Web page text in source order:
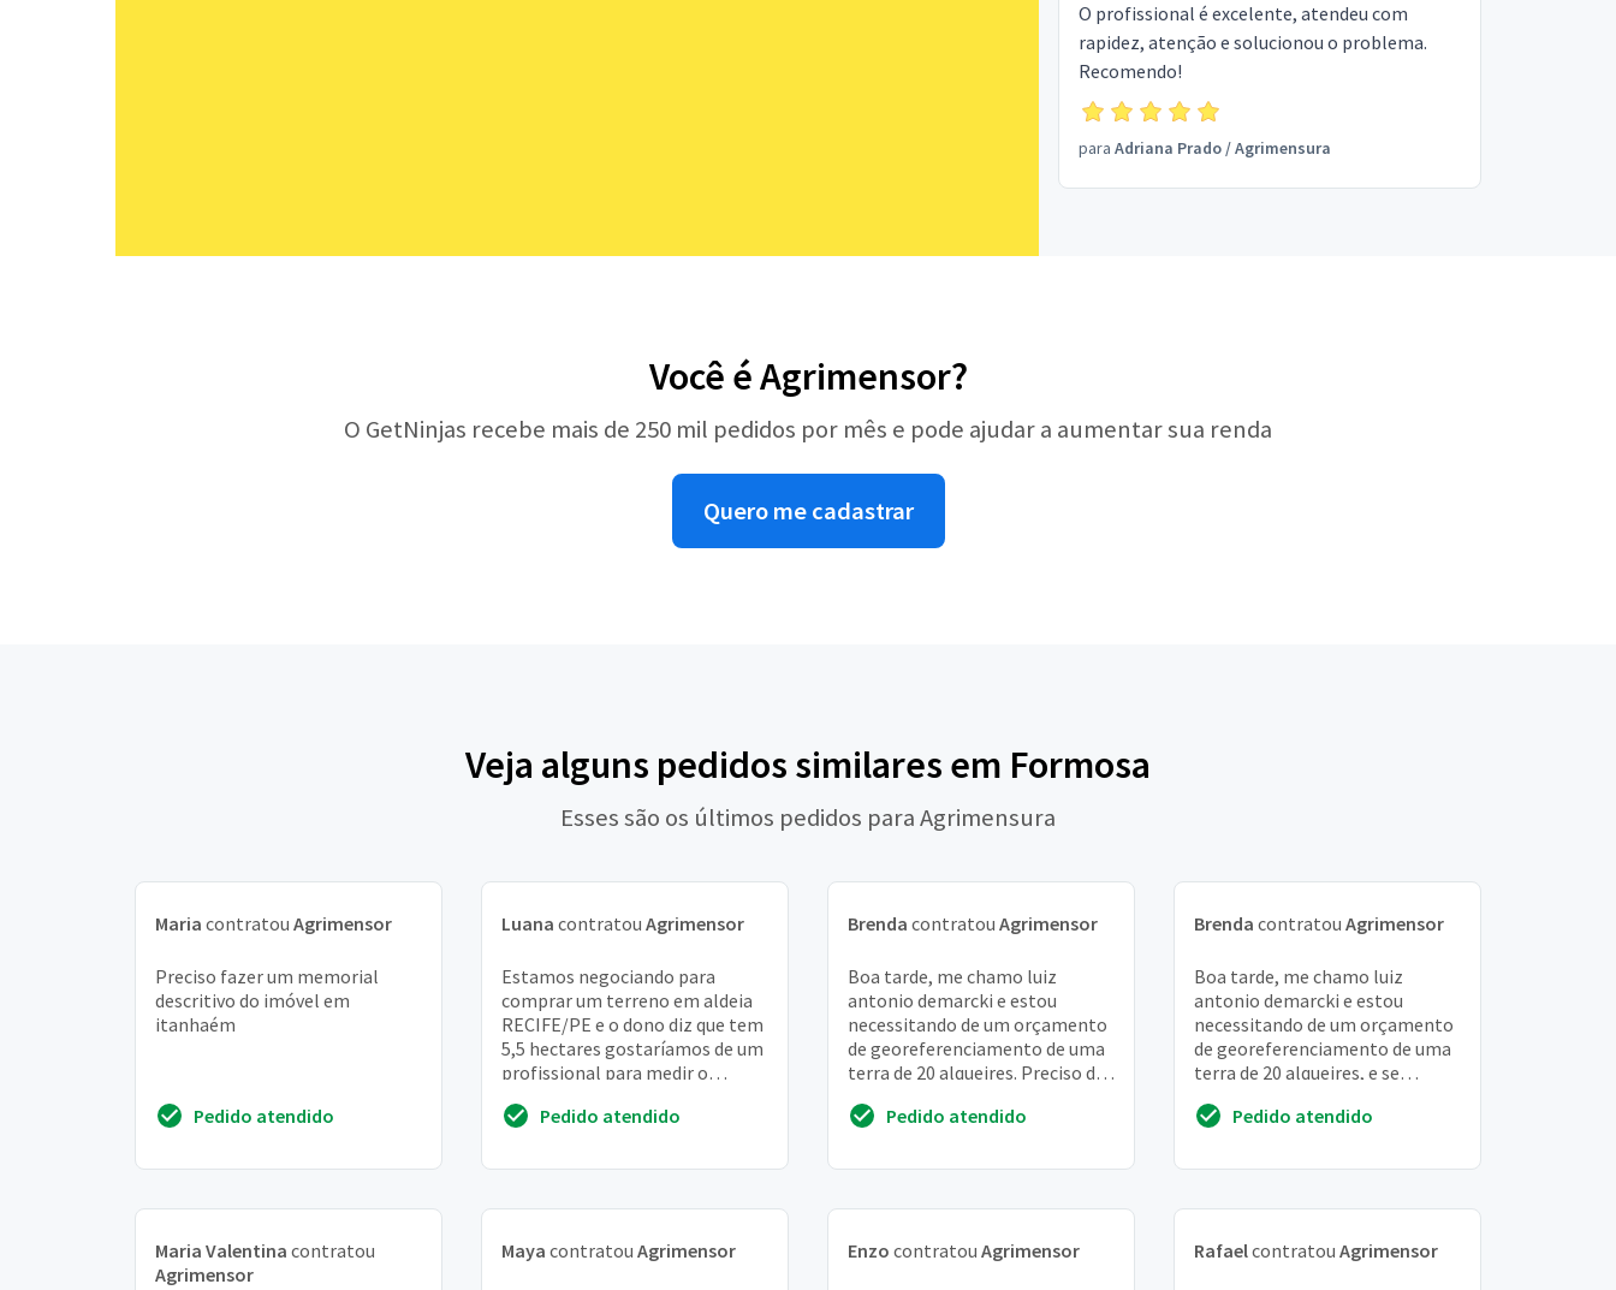
O profissional é excelente, atendeu com
rapidez, atenção e solucionou o problema.
Recomendo!
para Adriana Prado/Agrimensura
Você é Agrimensor?
O GetNinjas recebe mais de 250 mil pedidos por mês e pode ajudar a aumentar sua renda
Quero me cadastrar
Veja alguns pedidos similares em Formosa
Esses são os últimos pedidos para Agrimensura
Maria contratou Agrimensor
Preciso fazer um memorial
descritivo do imóvel em
itanhaém
Pedido atendido
Luana contratou Agrimensor
Estamos negociando para
comprar um terreno em aldeia
RECIFE/PE e o dono diz que tem
5,5 hectares gostaríamos de um
profissional para medir o
informação é real. Vi...
Pedido atendido
Brenda contratou Agrimensor
Boa tarde, me chamo luiz
antonio demarcki e estou
necessitando de um orçamento
de georeferenciamento de uma
terra de 20 alqueires. Preciso de
uma idéia de ...
Pedido atendido
Brenda contratou Agrimensor
Boa tarde, me chamo luiz
antonio demarcki e estou
necessitando de um orçamento
de georeferenciamento de uma
terra de 20 alqueires, e se
alqueire desta propr...
Pedido atendido
Maria Valentina contratou
Agrimensor
Maya contratou Agrimensor Enzo contratou Agrimensor Rafaelcontratou Agrimensor